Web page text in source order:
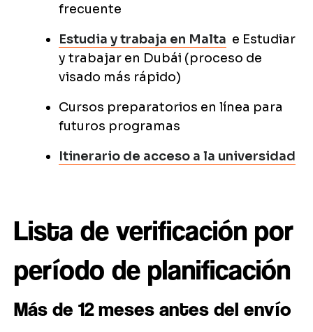
frecuente
Estudia y trabaja en Malta e Estudiar
y trabajar en Dubái (proceso de
visado más rápido)
Cursos preparatorios en línea para
futuros programas
Itinerario de acceso a la universidad
Lista de verificación por
período de planificación
Más de 12 meses antes del envío